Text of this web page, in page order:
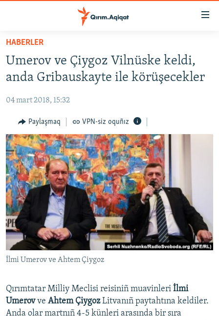
Esas
qaytmaq
Baş
qaytmaq
qaytmaq
SİYASET
CEMİYET
MEDENİYET
İNSAN AQLARI
VİDEO
SÜRET
BLOGLAR
FİKİR
Русский
Українською
HABERLER
Umerov ve Çiygoz Vilnüske keldi,
anda Gribauskayte ile körüşecekler
04 mart 2018, 15:32
Paylaşmaq VPN-siz oquñız
İlmi Umerov ve Ahtem Çiygoz
Qırımtatar Milliy Meclisi reisiniñ muavinleri İlmi
Umerovve Ahtem ÇiygozLitvanıñ paytahtına keldiler.
Anda olar martnıñ 4-5 künleri arasında bir sıra